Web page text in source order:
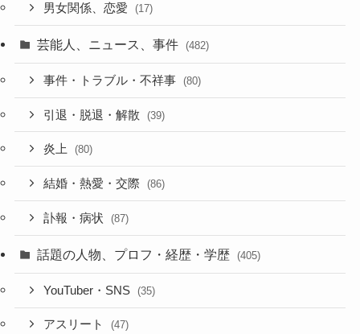
男女関係、恋愛 (17)
芸能人、ニュース、事件 (482)
事件・トラブル・不祥事 (80)
引退・脱退・解散 (39)
炎上 (80)
結婚・熱愛・交際 (86)
訃報・病状 (87)
話題の人物、プロフ・経歴・学歴 (405)
YouTuber・SNS (35)
アスリート (47)